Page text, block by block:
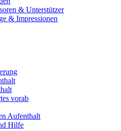
& Unterstützer
& Impressionen
vorab
Aufenthalt
Hilfe